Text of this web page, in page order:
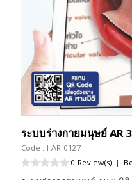
ระบบร่างกายมนุษย์ AR
Code : I-AR-0127
0 Review(s) |